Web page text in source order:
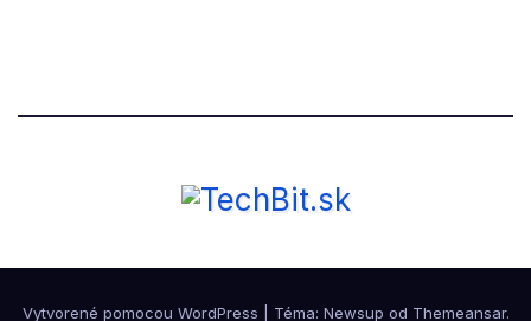
Vytvorené pomocou WordPress Téma: Newsup od Themeansar.